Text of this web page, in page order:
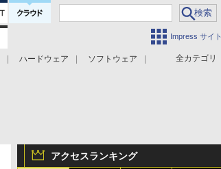
Impress サイト
全カテゴリ
ハードウェア
ソフトウェア
アクセスランキング